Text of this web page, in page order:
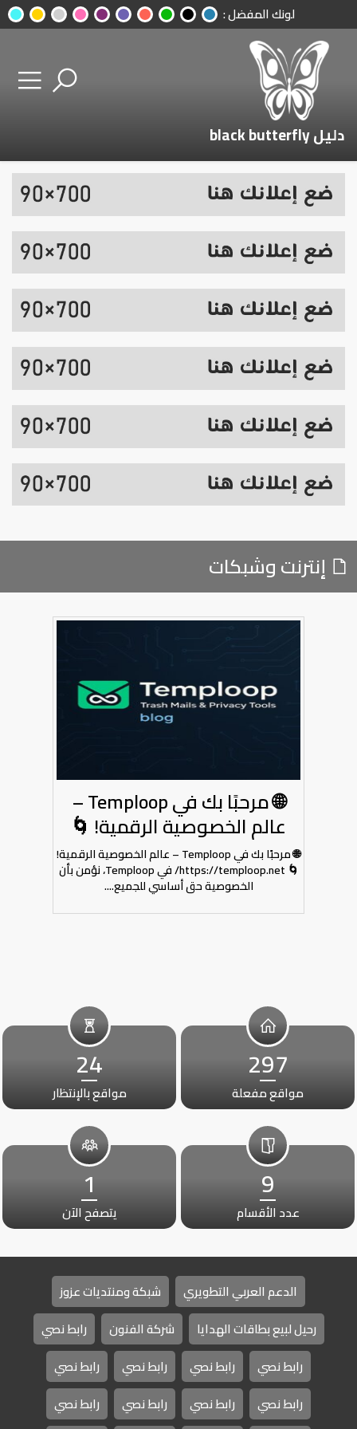
لونك المفضل :
دليل black butterfly
إنترنت وشبكات
🌐 مرحبًا بك في Temploop –
عالم الخصوصية الرقمية! 🌀
🌐 مرحبًا بك في Temploop – عالم الخصوصية الرقمية!
🌀 https://temploop.net/ في Temploop، نؤمن بأن
الخصوصية حق أساسي للجميع....
297
مواقع مفعلة
24
مواقع بالإنتظار
9
عدد الأقسام
1
يتصفح الآن
الدعم العربي التطويري
شبكة ومنتديات عزوز
رحيل لبيع بطاقات الهدايا
شركة الفنون
رابط نصي
رابط نصي
رابط نصي رابط نصي
رابط نصي
رابط نصي
رابط نصي رابط نصي رابط نصي